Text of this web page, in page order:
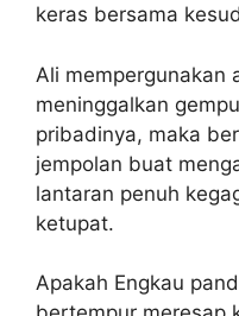
keras bersama
Ali mempergunakan
meninggalkan
pribadinya, maka
jempolan buat
lantaran penuh
ketupat.
Apakah Engkau